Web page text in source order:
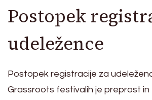
Postopek
udeležence
Postopek registracije za
Grassroots festivalih je preprost